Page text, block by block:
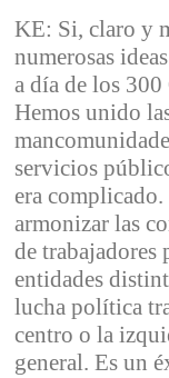
KE: Si, claro y
numerosas
a día de los
Hemos unido
servicios
era
armonizar las
de trabajadores
entidades
lucha política
centro o la
general. Es un